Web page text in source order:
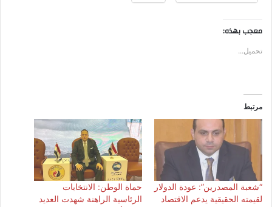
معجب بهذه:
تحميل...
مرتبط
“شعبة المصدرين”: عودة الدولار
لقيمته الحقيقية يدعم الاقتصاد
حماة الوطن: الانتخابات
الرئاسية الراهنة شهدت العديد